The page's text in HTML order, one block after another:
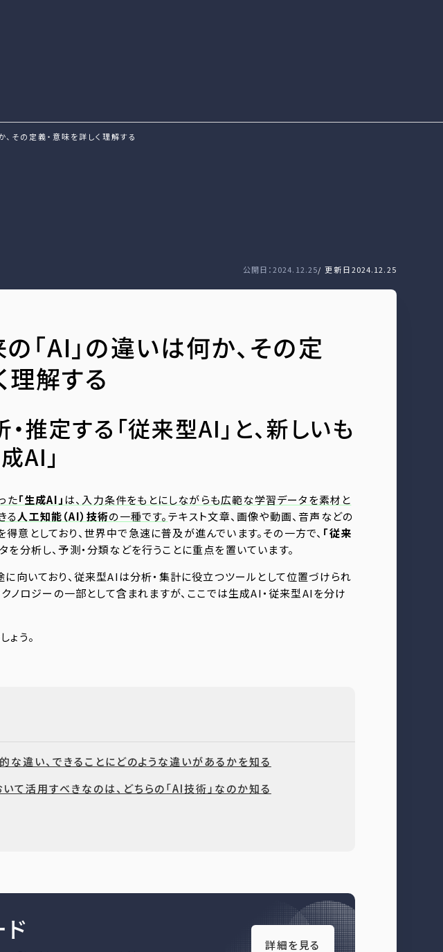
、その定義・意味を詳しく理解する
公開日：2024.12.25/ 更新日2024.12.25
の「AI」の違いは何か、その定
理解する
推定する「従来型AI」と、新しいも
AI」
た「生成AI」 は、入力条件をもとにしながらも広範な学習データを素材と
る人工知能（AI）技術の一種です。テキスト文章、画像や動画、音声などの
意としており、世界中で急速に普及が進んでいます。その一方で、 「従来
分析し、予測・分類などを行うことに重点を置いています。
に向いており、従来型AIは分析・集計に役立つツールとして位置づけられ
ノロジーの一部として含まれますが、ここでは生成AI・従来型AIを分け
ょう。
違い、できることにどのような違いがあるかを知る
て活用すべきなのは、どちらの「AI技術」なのか知る
詳細を見る